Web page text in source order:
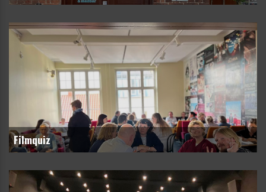
Filmquiz